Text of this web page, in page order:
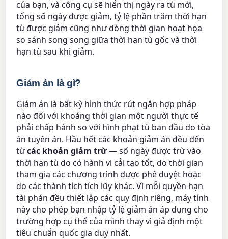
của bạn, và công cụ sẽ hiển thị ngày ra tù mới,
tổng số ngày được giảm, tỷ lệ phần trăm thời hạn
tù được giảm cũng như dòng thời gian hoạt họa
so sánh song song giữa thời hạn tù gốc và thời
hạn tù sau khi giảm.
Giảm án là gì?
Giảm án là bất kỳ hình thức rút ngắn hợp pháp
nào đối với khoảng thời gian một người thực tế
phải chấp hành so với hình phạt tù ban đầu do tòa
án tuyên án. Hầu hết các khoản giảm án đều đến
từcác khoản giảm trừ— số ngày được trừ vào
thời hạn tù do có hành vi cải tạo tốt, do thời gian
tham gia các chương trình được phê duyệt hoặc
do các thành tích tích lũy khác. Vì mỗi quyền hạn
tài phán đều thiết lập các quy định riêng, máy tính
này cho phép bạn nhập tỷ lệ giảm án áp dụng cho
trường hợp cụ thể của mình thay vì giả định một
tiêu chuẩn quốc gia duy nhất.